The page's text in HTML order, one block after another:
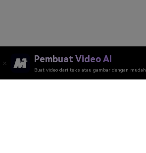
Pembuat Video AI
Buat video dari teks atau gambar dengan mudah